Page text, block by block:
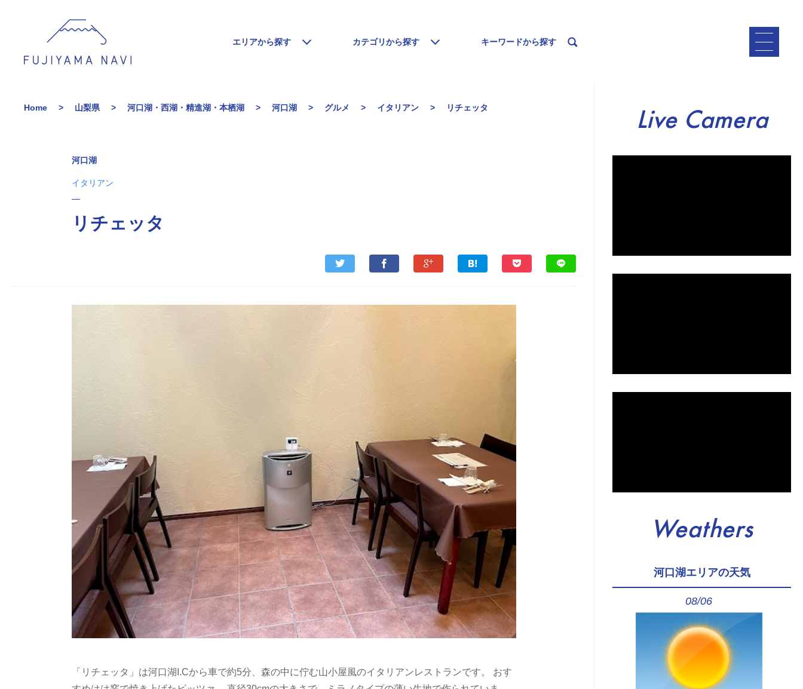
エリアから探す カテゴリから探す キーワードから探す
Home 山梨県 河口湖・西湖・精進湖・本栖湖 河口湖 グルメ イタリアン リチェッタ
河口湖
イタリアン
リチェッタ
「リチェッタ」は河口湖I.Cから車で約5分、森の中に佇む山小屋風のイタリアンレストランです。 おす
Live Camera
Weathers
河口湖エリアの天気
08/06